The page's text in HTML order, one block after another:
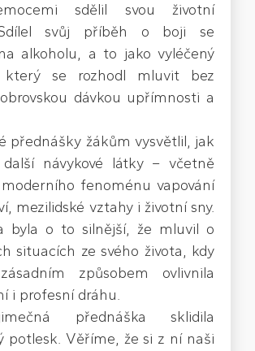
sdělil svou životní
svůj příběh o boji se
alkoholu, a to jako vyléčený
který se rozhodl mluvit bez
dávkou upřímnosti a
přednášky žákům vysvětlil, jak
návykové látky – včetně
fenoménu vapování
mezilidské vztahy i životní sny.
byla o to silnější, že mluvil o
situacích ze svého života, kdy
způsobem ovlivnila
i profesní dráhu.
přednáška sklidila
potlesk. Věříme, že si z ní naši